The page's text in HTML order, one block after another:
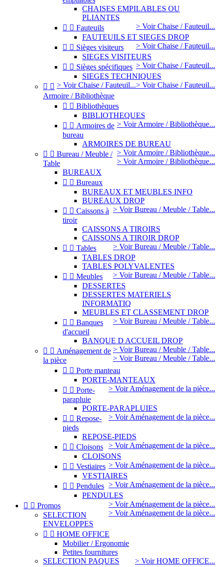
CHAISES EMPILABLES OU
PLIANTES
> Voir Chaise / Fauteuil...
  Fauteuils
FAUTEUILS ET SIEGES DROP
> Voir Chaise / Fauteuil...
  Sièges visiteurs
SIEGES VISITEURS
> Voir Chaise / Fauteuil...
  Sièges spécifiques
SIEGES TECHNIQUES
> Voir Chaise / Fauteuil...
> Voir Chaise / Fauteuil...
 
Armoire / Bibliothèque
  Bibliothèques
BIBLIOTHEQUES
> Voir Armoire / Bibliothèque...
  Armoires de
bureau
ARMOIRES DE BUREAU
> Voir Armoire / Bibliothèque...
> Voir Armoire / Bibliothèque...
  Bureau / Meuble /
Table
BUREAUX
  Bureaux
BUREAUX ET MEUBLES INFO
BUREAUX DROP
> Voir Bureau / Meuble / Table...
  Caissons à
tiroir
CAISSONS A TIROIRS
CAISSONS A TIROIR DROP
> Voir Bureau / Meuble / Table...
  Tables
TABLES DROP
TABLES POLYVALENTES
> Voir Bureau / Meuble / Table...
  Meubles
DESSERTES
DESSERTES MATERIELS
INFORMATIQ
MEUBLES ET CLASSEMENT DROP
> Voir Bureau / Meuble / Table...
  Banques
d'accueil
BANQUE D ACCUEIL DROP
> Voir Bureau / Meuble / Table...
> Voir Bureau / Meuble / Table...
  Aménagement de
la pièce
  Porte manteau
PORTE-MANTEAUX
> Voir Aménagement de la pièce...
  Porte-
parapluie
PORTE-PARAPLUIES
> Voir Aménagement de la pièce...
  Repose-
pieds
REPOSE-PIEDS
> Voir Aménagement de la pièce...
  Cloisons
CLOISONS
> Voir Aménagement de la pièce...
  Vestiaires
VESTIAIRES
> Voir Aménagement de la pièce...
  Pendules
PENDULES
> Voir Aménagement de la pièce...
> Voir Aménagement de la pièce...
  Promos
SELECTION
ENVELOPPES
  HOME OFFICE
Mobilier / Ergonomie
Petites fournitures
> Voir HOME OFFICE...
SELECTION PAQUES